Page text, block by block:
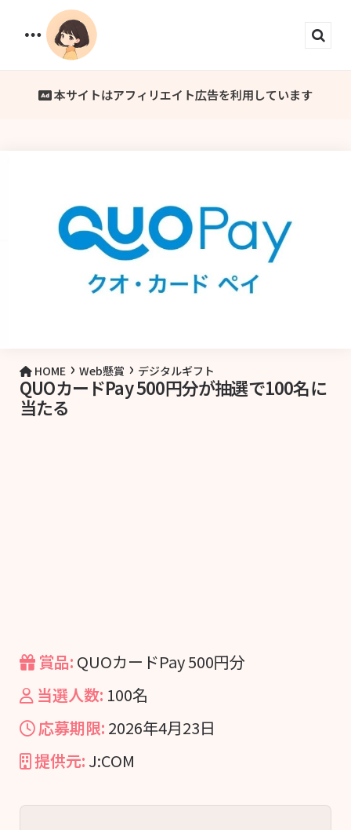
Menu
本サイトはアフィリエイト広告を利用しています
HOME › Web懸賞 › デジタルギフト
QUOカードPay 500円分が抽選で100名に
当たる
賞品: QUOカードPay 500円分
当選人数: 100名
応募期限: 2026年4月23日
提供元: J:COM